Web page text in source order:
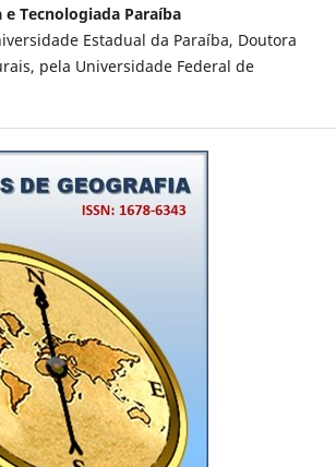
e Tecnologiada Paraíba
Estadual da Paraíba, Doutora
pela Universidade Federal de